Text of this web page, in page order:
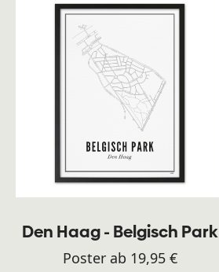
Den Haag - Belgisch Park
Poster ab 19,95 €